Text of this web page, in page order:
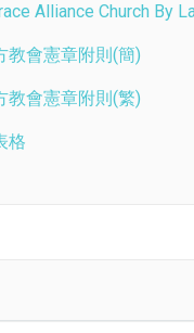
Alliance Church By
教會憲章附則(簡)
教會憲章附則(繁)
格